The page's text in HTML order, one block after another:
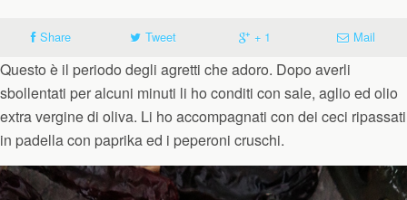
Share Tweet + 1 Mail
Questo è il periodo degli agretti che adoro. Dopo averli
sbollentati per alcuni minuti li ho conditi con sale, aglio ed olio
extra vergine di oliva. Li ho accompagnati con dei ceci ripassati
in padella con paprika ed i peperoni cruschi.